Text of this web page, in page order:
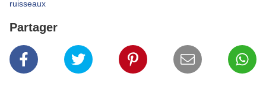
ruisseaux
Partager